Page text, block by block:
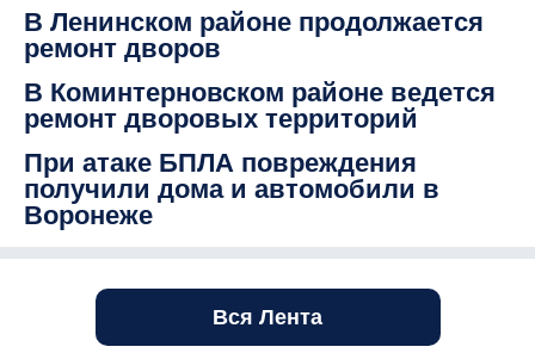
В Ленинском районе продолжается
ремонт дворов
В Коминтерновском районе ведется
ремонт дворовых территорий
При атаке БПЛА повреждения
получили дома и автомобили в
Воронеже
Вся Лента